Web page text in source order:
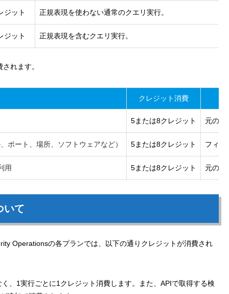
ジット 正規表現を使わない通常のクエリ実行。
ジット 正規表現を含むクエリ実行。
れます。
クレジット消費
5または8クレジット 元の検
ポート、場所、ソフトウェアなど） 5または8クレジット フィル
用 5または8クレジット 元のク
いて
Operationsの各プランでは、以下の通りクレジットが消費され
、1実行ごとに1クレジット消費します。また、APIで取得する検